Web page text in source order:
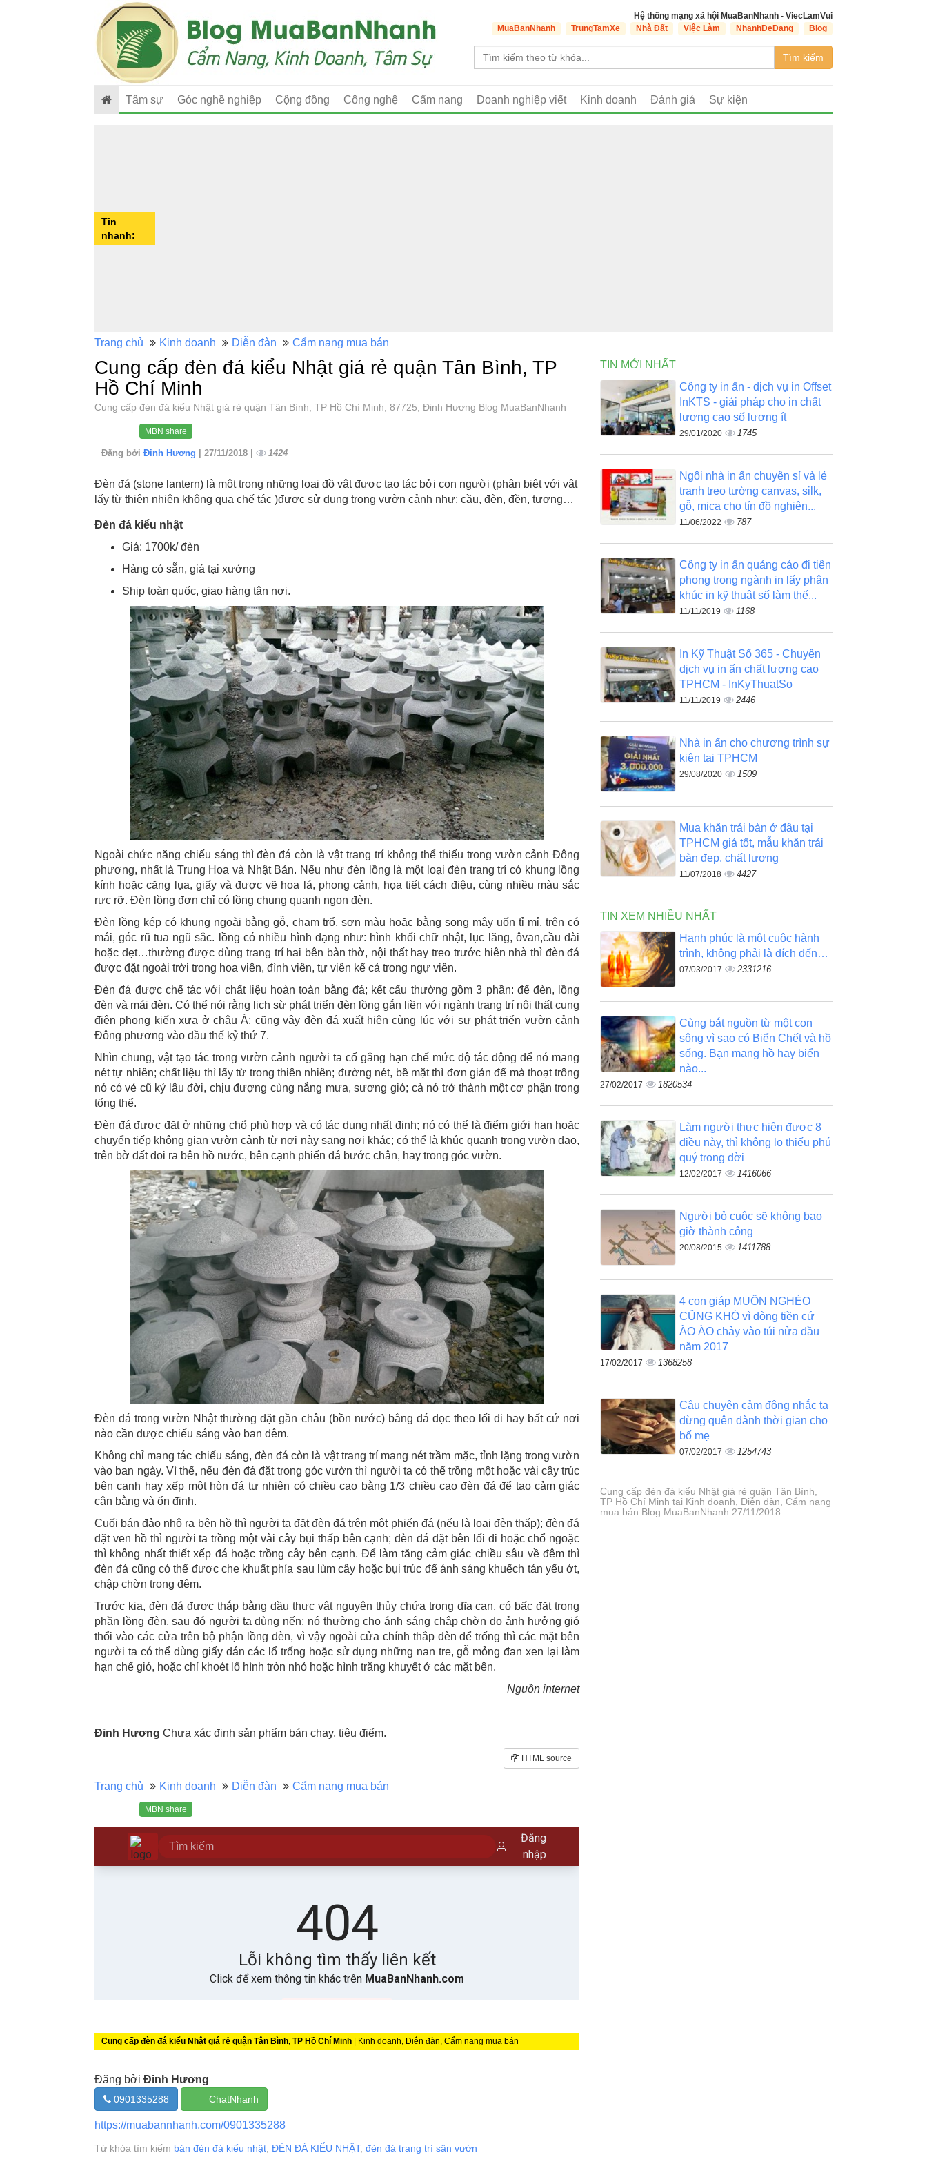
Hệ thống mạng xã hội MuaBanNhanh - ViecLamVui
MuaBanNhanh
TrungTamXe Nhà Đất Việc Làm NhanhDeDang Blog
Tìm kiếm
Tâm sự Góc nghề nghiệp Cộng đồng Công nghệ Cẩm nang Doanh nghiệp viết Kinh doanh Đánh giá Sự kiện
Tin
nhanh:
Trang chủ Kinh doanh Diễn đàn Cẩm nang mua bán
Cung cấp đèn đá kiểu Nhật giá rẻ quận Tân Bình, TP
Hồ Chí Minh
Cung cấp đèn đá kiểu Nhật giá rẻ quận Tân Bình, TP Hồ Chí Minh, 87725, Đinh Hương Blog MuaBanNhanh
MBN share
Đăng bởi Đinh Hương | 27/11/2018 | 1424
Đèn đá (stone lantern) là một trong những loại đồ vật được tạo tác bởi con người (phân biệt với vật
lấy từ thiên nhiên không qua chế tác )được sử dụng trong vườn cảnh như: cầu, đèn, đền, tượng…
Đèn đá kiểu nhật
Giá: 1700k/ đèn
Hàng có sẵn, giá tại xưởng
Ship toàn quốc, giao hàng tận nơi.
Ngoài chức năng chiếu sáng thì đèn đá còn là vật trang trí không thể thiếu trong vườn cảnh Đông
phương, nhất là Trung Hoa và Nhật Bản. Nếu như đèn lồng là một loại đèn trang trí có khung lồng
kính hoặc căng lụa, giấy và được vẽ hoa lá, phong cảnh, họa tiết cách điệu, cùng nhiều màu sắc
rực rỡ. Đèn lồng đơn chỉ có lồng chung quanh ngọn đèn.
Đèn lồng kép có khung ngoài bằng gỗ, chạm trổ, sơn màu hoặc bằng song mây uốn tỉ mỉ, trên có
mái, góc rũ tua ngũ sắc. lồng có nhiều hình dạng như: hình khối chữ nhật, lục lăng, ôvan,cầu dài
hoặc dẹt…thường được dùng trang trí hai bên bàn thờ, nội thất hay treo trước hiên nhà thì đèn đá
được đặt ngoài trời trong hoa viên, đình viên, tự viên kể cả trong ngự viên.
Đèn đá được chế tác với chất liệu hoàn toàn bằng đá; kết cấu thường gồm 3 phần: đế đèn, lồng
đèn và mái đèn. Có thể nói rằng lịch sừ phát triển đèn lồng gắn liền với ngành trang trí nội thất cung
điện phong kiến xưa ở châu Á; cũng vậy đèn đá xuất hiện cùng lúc với sự phát triển vườn cảnh
Đông phương vào đầu thế kỷ thứ 7.
Nhìn chung, vật tạo tác trong vườn cảnh người ta cố gắng hạn chế mức độ tác động để nó mang
nét tự nhiên; chất liệu thì lấy từ trong thiên nhiên; đường nét, bề mặt thì đơn giản để mà thoạt trông
nó có vẻ cũ kỷ lâu đời, chịu đượng cùng nắng mưa, sương gió; cà nó trở thành một cơ phận trong
tổng thể.
Đèn đá được đặt ở những chổ phù hợp và có tác dụng nhất định; nó có thể là điểm giới hạn hoặc
chuyển tiếp không gian vườn cảnh từ nơi này sang nơi khác; có thể là khúc quanh trong vườn dạo,
trên bờ đất doi ra bên hồ nước, bên cạnh phiến đá bước chân, hay trong góc vườn.
Đèn đá trong vườn Nhật thường đặt gần châu (bồn nước) bằng đá dọc theo lối đi hay bất cứ nơi
nào cần được chiếu sáng vào ban đêm.
Không chỉ mang tác chiếu sáng, đèn đá còn là vật trang trí mang nét trầm mặc, tỉnh lặng trong vườn
vào ban ngày. Vì thế, nếu đèn đá đặt trong góc vườn thì người ta có thể trồng một hoặc vài cây trúc
bên cạnh hay xếp một hòn đá tự nhiên có chiều cao bằng 1/3 chiều cao đèn đá để tạo cảm giác
cân bằng và ổn định.
Cuối bán đảo nhô ra bên hồ thì người ta đặt đèn đá trên một phiến đá (nếu là loại đèn thấp); đèn đá
đặt ven hồ thì người ta trồng một vài cây bụi thấp bên cạnh; đèn đá đặt bên lối đi hoặc chổ ngoặc
thì không nhất thiết xếp đá hoặc trồng cây bên cạnh. Để làm tăng cảm giác chiều sâu về đêm thì
đèn đá cũng có thể đươc che khuất phía sau lùm cây hoặc bụi trúc để ánh sáng khuếch tán yếu ớt,
chập chờn trong đêm.
Trước kia, đèn đá được thắp bằng dầu thực vật nguyên thủy chứa trong dĩa cạn, có bấc đặt trong
phần lồng đèn, sau đó người ta dùng nến; nó thường cho ánh sáng chập chờn do ảnh hưởng gió
thổi vào các cửa trên bộ phận lồng đèn, vì vậy ngoài cửa chính thắp đèn để trống thì các mặt bên
người ta có thể dùng giấy dán các lổ trống hoặc sử dụng những nan tre, gỗ mỏng đan xen lại làm
hạn chế gió, hoặc chỉ khoét lổ hình tròn nhỏ hoặc hình trăng khuyết ở các mặt bên.
Nguồn internet
Đinh Hương Chưa xác định sản phẩm bán chạy, tiêu điểm.
HTML source
Trang chủ Kinh doanh Diễn đàn Cẩm nang mua bán
MBN share
Cung cấp đèn đá kiểu Nhật giá rẻ quận Tân Bình, TP Hồ Chí Minh | Kinh doanh, Diễn đàn, Cẩm nang mua bán
Đăng bởi Đinh Hương
0901335288 ChatNhanh
https://muabannhanh.com/0901335288
Từ khóa tìm kiếm bán đèn đá kiểu nhật ĐÈN ĐÁ KIỂU NHẬT, đèn đá trang trí sân vườn
TIN MỚI NHẤT
Công ty in ấn - dịch vụ in Offset
InKTS - giải pháp cho in chất
lượng cao số lượng ít
29/01/2020 1745
Ngôi nhà in ấn chuyên sỉ và lẻ
tranh treo tường canvas, silk,
gỗ, mica cho tín đồ nghiện...
11/06/2022 787
Công ty in ấn quảng cáo đi tiên
phong trong ngành in lấy phân
khúc in kỹ thuật số làm thế...
11/11/2019 1168
In Kỹ Thuật Số 365 - Chuyên
dịch vụ in ấn chất lượng cao
TPHCM - InKyThuatSo
11/11/2019 2446
Nhà in ấn cho chương trình sự
kiện tại TPHCM
29/08/2020 1509
Mua khăn trải bàn ở đâu tại
TPHCM giá tốt, mẫu khăn trải
bàn đẹp, chất lượng
11/07/2018 4427
TIN XEM NHIỀU NHẤT
Hạnh phúc là một cuộc hành
trình, không phải là đích đến…
07/03/2017 2331216
Cùng bắt nguồn từ một con
sông vì sao có Biển Chết và hồ
sống. Bạn mang hồ hay biển
nào...
27/02/2017 1820534
Làm người thực hiện được 8
điều này, thì không lo thiếu phú
quý trong đời
12/02/2017 1416066
Người bỏ cuộc sẽ không bao
giờ thành công
20/08/2015 1411788
4 con giáp MUỐN NGHÈO
CŨNG KHÓ vì dòng tiền cứ
ÀO ÀO chảy vào túi nửa đầu
năm 2017
17/02/2017 1368258
Câu chuyện cảm động nhắc ta
đừng quên dành thời gian cho
bố mẹ
07/02/2017 1254743
Cung cấp đèn đá kiểu Nhật giá rẻ quận Tân Bình,
TP Hồ Chí Minh tại Kinh doanh, Diễn đàn, Cẩm nang
mua bán Blog MuaBanNhanh 27/11/2018